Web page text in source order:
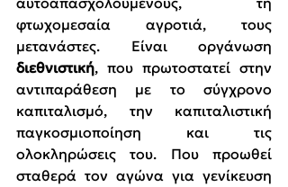
φτωχομεσαία αγροτιά, τους
διεθνιστική, που πρωτοστατεί στην
αντιπαράθεση με το σύγχρονο
καπιταλισμό, την καπιταλιστική
παγκοσμιοποίηση και τις
ολοκληρώσεις του. Που προωθεί
σταθερά τον αγώνα για γενίκευση